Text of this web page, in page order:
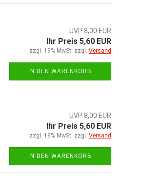
UVP 8,00 EUR
Ihr Preis 5,60 EUR
zzgl. 19% MwSt. zzgl. Versand
IN DEN WARENKORB
UVP 8,00 EUR
Ihr Preis 5,60 EUR
zzgl. 19% MwSt. zzgl. Versand
IN DEN WARENKORB